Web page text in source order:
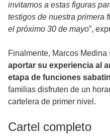
invitamos a estas figuras
testigos de nuestra primera
el próximo 30 de mayo”,
Finalmente, Marcos Medina
aportar su experiencia al
etapa de funciones
familias disfruten de un
cartelera de primer nivel.
Cartel completo